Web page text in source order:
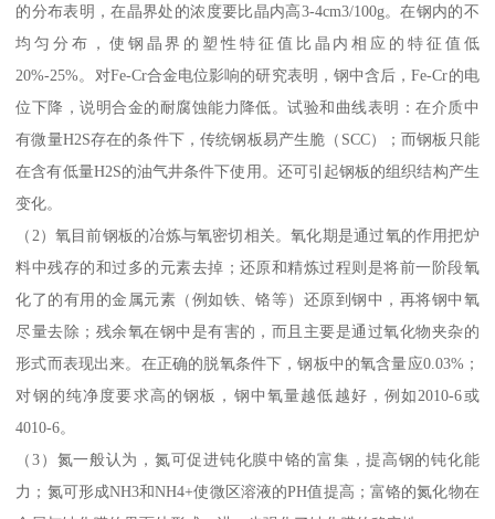
的分布表明，在晶界处的浓度要比晶内高3-4cm3/100g。在钢内的不
均匀分布，使钢晶界的塑性特征值比晶内相应的特征值低
20%-25%。对Fe-Cr合金电位影响的研究表明，钢中含后，Fe-Cr的电
位下降，说明合金的耐腐蚀能力降低。试验和曲线表明：在介质中
有微量H2S存在的条件下，传统钢板易产生脆（SCC）；而钢板只能
在含有低量H2S的油气井条件下使用。还可引起钢板的组织结构产生
变化。
（2）氧目前钢板的冶炼与氧密切相关。氧化期是通过氧的作用把炉
料中残存的和过多的元素去掉；还原和精炼过程则是将前一阶段氧
化了的有用的金属元素（例如铁、铬等）还原到钢中，再将钢中氧
尽量去除；残余氧在钢中是有害的，而且主要是通过氧化物夹杂的
形式而表现出来。在正确的脱氧条件下，钢板中的氧含量应0.03%；
对钢的纯净度要求高的钢板，钢中氧量越低越好，例如2010-6或
4010-6。
（3）氮一般认为，氮可促进钝化膜中铬的富集，提高钢的钝化能
力；氮可形成NH3和NH4+使微区溶液的PH值提高；富铬的氮化物在